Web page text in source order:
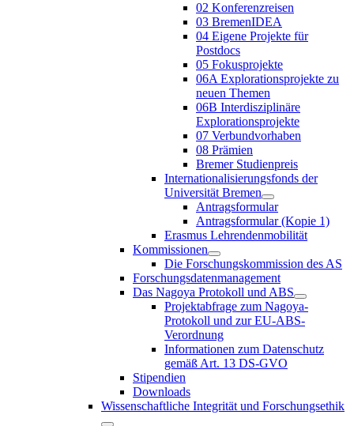
02 Konferenzreisen
03 BremenIDEA
04 Eigene Projekte für
Postdocs
05 Fokusprojekte
06A Explorationsprojekte zu
neuen Themen
06B Interdisziplinäre
Explorationsprojekte
07 Verbundvorhaben
08 Prämien
Bremer Studienpreis
Internationalisierungsfonds der
Universität Bremen
Antragsformular
Antragsformular (Kopie 1)
Erasmus Lehrendenmobilität
Kommissionen
Die Forschungskommission des AS
Forschungsdatenmanagement
Das Nagoya Protokoll und ABS
Projektabfrage zum Nagoya-
Protokoll und zur EU-ABS-
Verordnung
Informationen zum Datenschutz
gemäß Art. 13 DS-GVO
Stipendien
Downloads
Wissenschaftliche Integrität und Forschungsethik